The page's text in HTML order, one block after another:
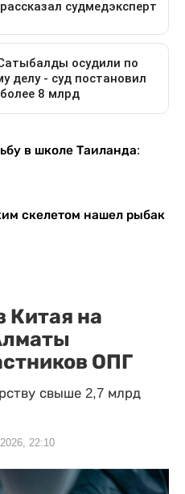
в школе Таиланда:
скелетом нашел рыбак
Китая на
ОПГ
свыше 2,7 млрд
22:10